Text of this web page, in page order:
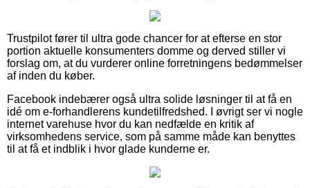
Trustpilot fører til ultra gode chancer for at efterse en stor
portion aktuelle konsumenters domme og derved stiller vi
forslag om, at du vurderer online forretningens bedømmelser
af inden du køber.
Facebook indebærer også ultra solide løsninger til at få en
idé om e-forhandlerens kundetilfredshed. I øvrigt ser vi nogle
internet varehuse hvor du kan nedfælde en kritik af
virksomhedens service, som på samme måde kan benyttes
til at få et indblik i hvor glade kunderne er.